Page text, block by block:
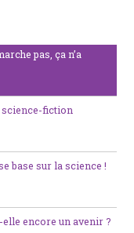
pas, ça n’a
science-fiction
base sur la science !
encore un avenir ?